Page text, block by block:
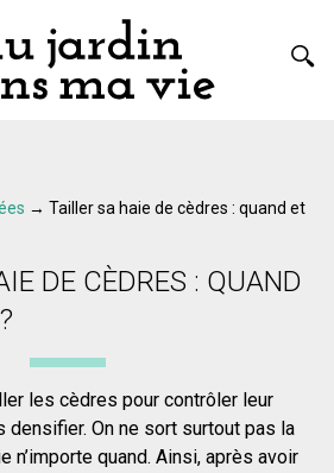
→ Tailler sa haie de cèdres : quand et
DE CÈDRES : QUAND
les cèdres pour contrôler leur
densifier. On ne sort surtout pas la
n’importe quand. Ainsi, après avoir